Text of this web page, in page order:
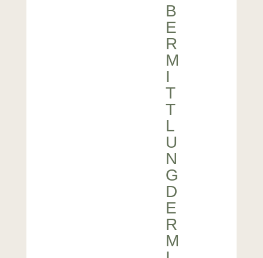
B
E
R
M
I
T
T
L
U
N
G
D
E
R
M